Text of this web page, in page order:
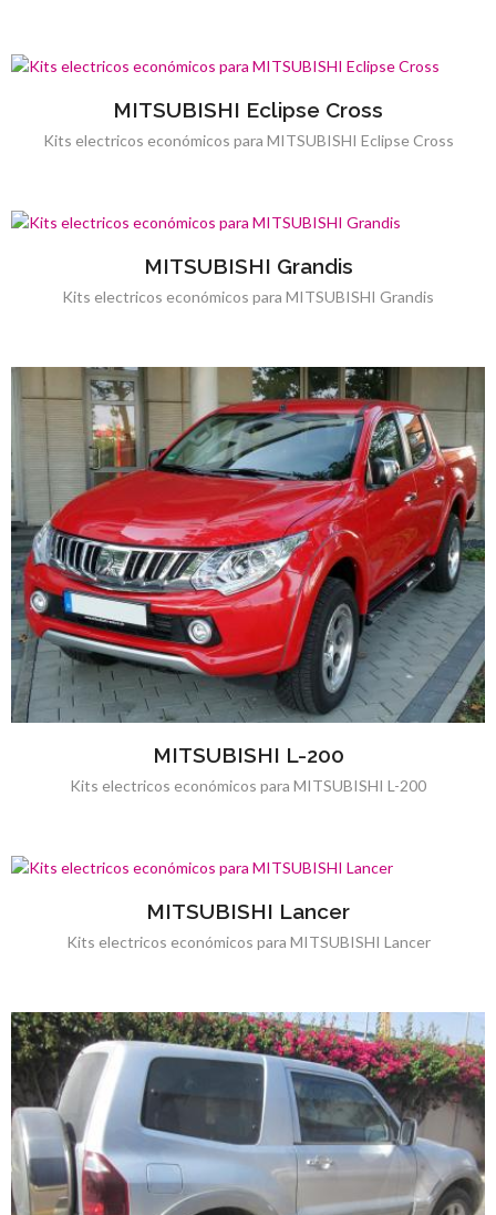
MITSUBISHI Eclipse Cross
Kits electricos económicos para MITSUBISHI Eclipse Cross
MITSUBISHI Grandis
Kits electricos económicos para MITSUBISHI Grandis
MITSUBISHI L-200
Kits electricos económicos para MITSUBISHI L-200
MITSUBISHI Lancer
Kits electricos económicos para MITSUBISHI Lancer